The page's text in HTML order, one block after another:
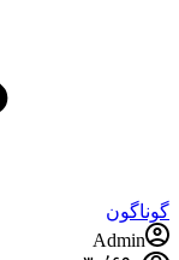
گوناگون
Admin